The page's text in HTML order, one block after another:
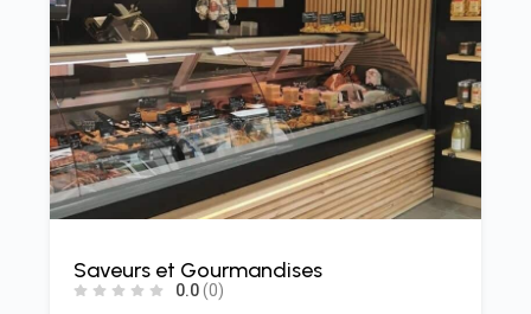
Saveurs et Gourmandises
0.0(0)